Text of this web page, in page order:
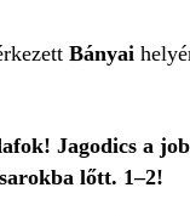
Bányai
Jagodics a
lőtt. 1–2!